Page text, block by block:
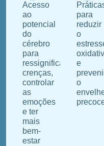
Acesso
ao
potencial
do
cérebro
para
ressignificar
crenças,
controlar
as
emoções
e ter
mais
bem-
estar
para
reduzir
o
e
o